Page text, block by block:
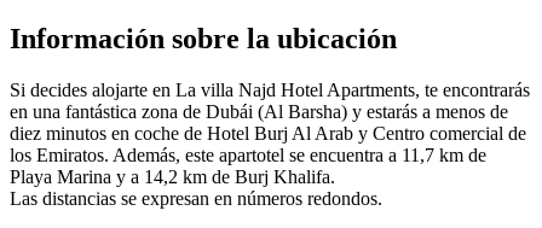
Información sobre la ubicación
Si decides alojarte en La villa Najd Hotel Apartments, te encontrarás
en una fantástica zona de Dubái (Al Barsha) y estarás a menos de
diez minutos en coche de Hotel Burj Al Arab y Centro comercial de
los Emiratos. Además, este apartotel se encuentra a 11,7 km de
Playa Marina y a 14,2 km de Burj Khalifa.
Las distancias se expresan en números redondos.